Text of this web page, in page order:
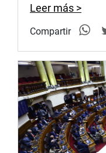
Leer más >
Compartir